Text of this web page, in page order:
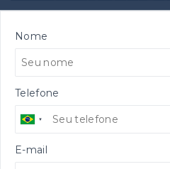
Nome
Telefone
E-mail